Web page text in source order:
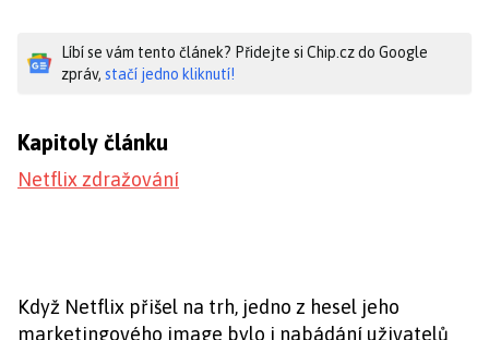
Líbí se vám tento článek? Přidejte si Chip.cz do Google
zpráv, stačí jedno kliknutí!
Kapitoly článku
Netflix zdražování
Když Netflix přišel na trh, jedno z hesel jeho
marketingového image bylo i nabádání uživatelů